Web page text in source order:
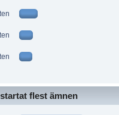
flest ämnen